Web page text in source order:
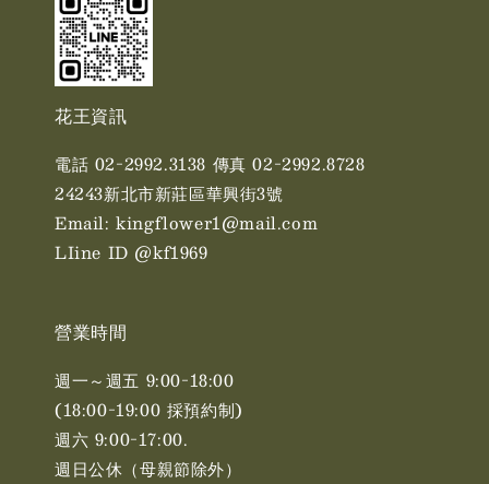
花王資訊
電話 02-2992.3138 傳真 02-2992.8728
24243新北市新莊區華興街3號
Email: kingflower1@mail.com
LIine ID @kf1969
營業時間
週一～週五 9:00-18:00
(18:00-19:00 採預約制)
週六 9:00-17:00. ​​
週日公休（母親節除外）